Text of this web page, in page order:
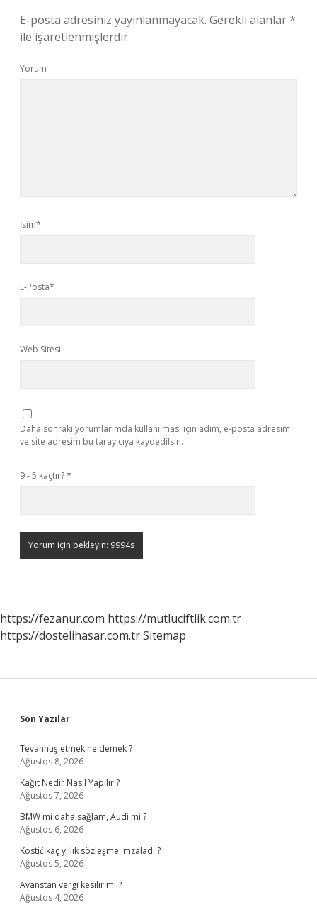
E-posta adresiniz yayınlanmayacak. Gerekli alanlar*
ile işaretlenmişlerdir
Yorum
İsim*
E-Posta*
Web Sitesi
Daha sonraki yorumlarımda kullanılması için adım, e-posta adresim
ve site adresim bu tarayıcıya kaydedilsin.
9 - 5 kaçtır?*
https://fezanur.com https://mutluciftlik.com.tr
https://dostelihasar.com.trSitemap
Sidebar
Son Yazılar
Tevahhuş etmek ne demek ?
Ağustos 8, 2026
Kağıt Nedir Nasıl Yapılır ?
Ağustos 7, 2026
BMW mi daha sağlam, Audi mi ?
Ağustos 6, 2026
Kostić kaç yıllık sözleşme imzaladı ?
Ağustos 5, 2026
Avanstan vergi kesilir mi ?
Ağustos 4, 2026